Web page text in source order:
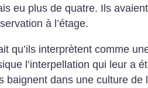
eu plus de quatre. Ils
à l’étage.
qu’ils interprètent comme
l’interpellation qui leur a
baignent dans une culture de